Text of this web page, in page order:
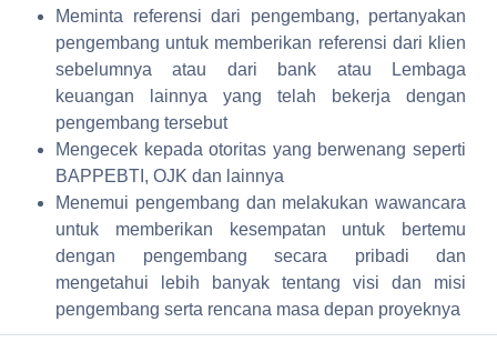
Meminta referensi dari pengembang, pertanyakan
pengembang untuk memberikan referensi dari klien
sebelumnya atau dari bank atau Lembaga
keuangan lainnya yang telah bekerja dengan
pengembang tersebut
Mengecek kepada otoritas yang berwenang seperti
BAPPEBTI, OJK dan lainnya
Menemui pengembang dan melakukan wawancara
untuk memberikan kesempatan untuk bertemu
dengan pengembang secara pribadi dan
mengetahui lebih banyak tentang visi dan misi
pengembang serta rencana masa depan proyeknya